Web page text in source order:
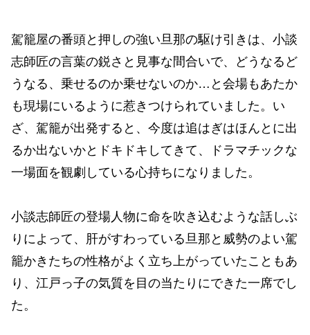
駕籠屋の番頭と押しの強い旦那の駆け引きは、小談
志師匠の言葉の鋭さと見事な間合いで、どうなるど
うなる、乗せるのか乗せないのか…と会場もあたか
も現場にいるように惹きつけられていました。い
ざ、駕籠が出発すると、今度は追はぎはほんとに出
るか出ないかとドキドキしてきて、ドラマチックな
一場面を観劇している心持ちになりました。
小談志師匠の登場人物に命を吹き込むような話しぶ
りによって、肝がすわっている旦那と威勢のよい駕
籠かきたちの性格がよく立ち上がっていたこともあ
り、江戸っ子の気質を目の当たりにできた一席でし
た。